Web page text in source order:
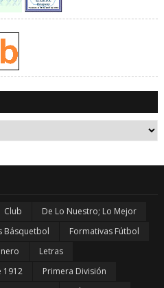
Club
De Lo Nuestro; Lo Mejor
Básquetbol
Formativas Fútbol
Letras
1912
Primera División